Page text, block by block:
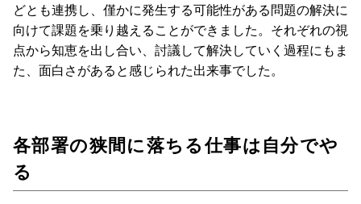
どとも連携し、僅かに発生する可能性がある問題の解決に
向けて課題を乗り越えることができました。それぞれの視
点から知恵を出し合い、討議して解決していく過程にもま
た、面白さがあると感じられた出来事でした。
各部署の狭間に落ちる仕事は自分でや
る